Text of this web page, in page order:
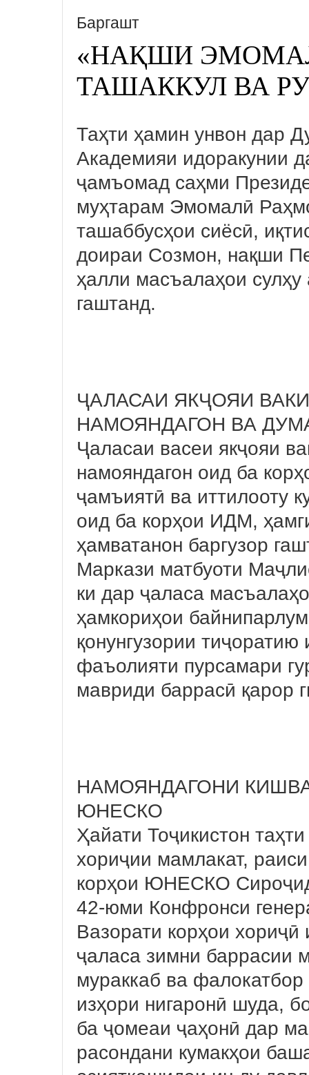
Баргашт
«НАҚШИ
ТАШАККУЛ ВА
Таҳти ҳамин унвон дар
Академияи идоракунии
ҷамъомад саҳми
муҳтарам Эмомалӣ
ташаббусҳои сиёсӣ,
доираи Созмон, нақши
ҳалли масъалаҳои
гаштанд.
ҶАЛАСАИ ЯКҶОЯИ
НАМОЯНДАГОН ВА
Ҷаласаи васеи якҷояи
намояндагон оид ба
ҷамъиятӣ ва иттилооту
оид ба корҳои ИДМ,
ҳамватанон баргузор
Маркази матбуоти
ки дар ҷаласа
ҳамкориҳои
қонунгузории тиҷоратию
фаъолияти пурсамари
мавриди баррасӣ қарор
НАМОЯНДАГОНИ
ЮНЕСКО
Ҳайати Тоҷикистон
хориҷии мамлакат,
корҳои ЮНЕСКО
42-юми Конфронси
Вазорати корҳои
ҷаласа зимни баррасии
мураккаб ва
изҳори нигаронӣ шуда,
ба ҷомеаи ҷаҳонӣ дар
расондани кумакҳои